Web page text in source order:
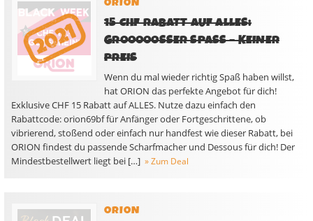
15 CHF RABATT AUF ALLES:
GROOOOOSSER SPASS – KEINER PR
EIS
Wenn du mal wieder richtig Spaß haben willst,
hat ORION das perfekte Angebot für dich!
Exklusive CHF 15 Rabatt auf ALLES. Nutze dazu einfach den
Rabattcode: orion69bf für Anfänger oder Fortgeschrittene, ob
vibrierend, stoßend oder einfach nur handfest wie dieser Rabatt, bei
ORION findest du passende Scharfmacher und Dessous für dich! Der
Mindestbestellwert liegt bei […] » Zum Deal
ORION